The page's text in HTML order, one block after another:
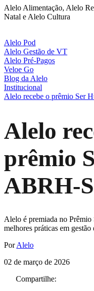
Alelo Alimentação, Alelo
Natal e Alelo Cultura
Alelo Pod
Alelo Gestão de VT
Alelo Pré-Pagos
Veloe Go
Blog da Alelo
Institucional
Alelo recebe o prêmio Ser
Alelo
prêmio
ABRH-
Alelo é premiada no
melhores práticas em gestão
PorAlelo
02 de março de 2026
Compartilhe: